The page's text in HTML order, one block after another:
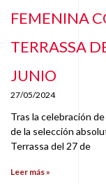
FEMENINA
TERRASSA
JUNIO
27/05/2024
Tras la celebración
de la selección
Terrassa del 27 de
Leer más »